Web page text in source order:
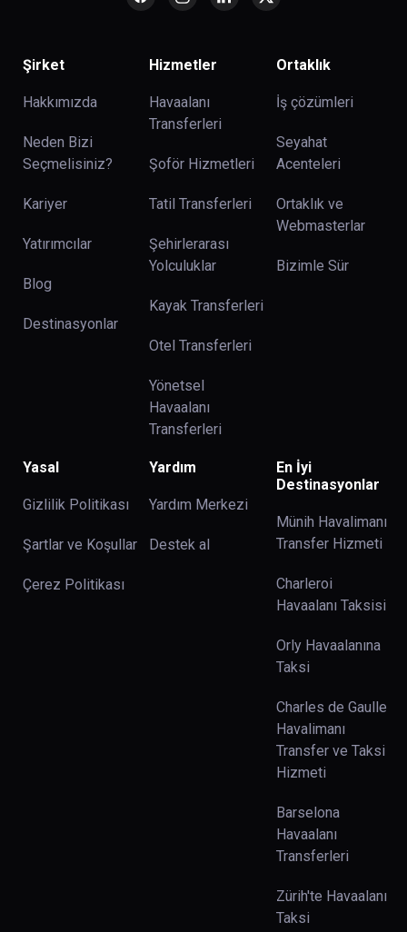
Şirket
Hakkımızda
Neden Bizi
Seçmelisiniz?
Kariyer
Yatırımcılar
Blog
Destinasyonlar
Hizmetler
Havaalanı
Transferleri
Şoför Hizmetleri
Tatil Transferleri
Şehirlerarası
Yolculuklar
Kayak Transferleri
Otel Transferleri
Yönetsel
Havaalanı
Transferleri
Ortaklık
İş çözümleri
Seyahat
Acenteleri
Ortaklık ve
Webmasterlar
Bizimle Sür
Yasal
Gizlilik Politikası
Şartlar ve Koşullar
Çerez Politikası
Yardım
Yardım Merkezi
Destek al
En İyi
Destinasyonlar
Münih Havalimanı
Transfer Hizmeti
Charleroi
Havaalanı Taksisi
Orly Havaalanına
Taksi
Charles de Gaulle
Havalimanı
Transfer ve Taksi
Hizmeti
Barselona
Havaalanı
Transferleri
Zürih'te Havaalanı
Taksi